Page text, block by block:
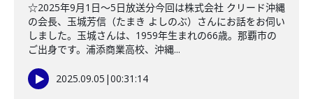
☆2025年9月1日～5日放送分今回は株式会社 クリード沖縄
の会長、玉城芳信（たまき よしのぶ）さんにお話をお伺い
しました。玉城さんは、1959年生まれの66歳。那覇市の
ご出身です。浦添商業高校、沖縄...
2025.09.05 |00:31:14